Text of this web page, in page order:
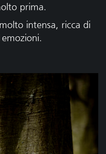
prima.
intensa, ricca di